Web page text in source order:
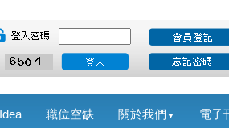
職位空缺 關於我們 ▼ 電子